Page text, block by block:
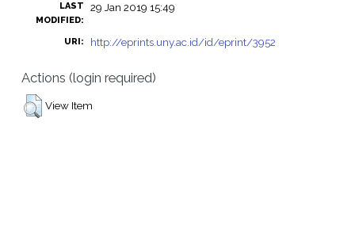
LAST
MODIFIED:
29 Jan 2019 15:49
URI: http://eprints.uny.ac.id/id/eprint/3952
Actions (login required)
View Item